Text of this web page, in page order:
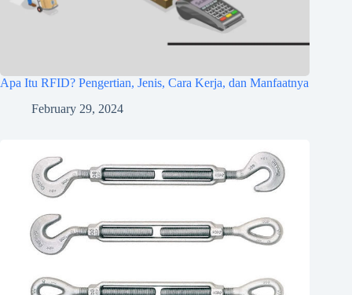
Apa Itu RFID? Pengertian, Jenis, Cara Kerja, dan Manfaatnya
February 29, 2024